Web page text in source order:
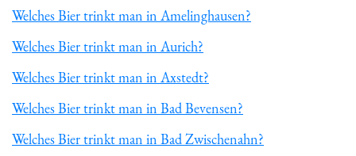
Welches Bier trinkt man in Amelinghausen?
Welches Bier trinkt man in Aurich?
Welches Bier trinkt man in Axstedt?
Welches Bier trinkt man in Bad Bevensen?
Welches Bier trinkt man in Bad Zwischenahn?